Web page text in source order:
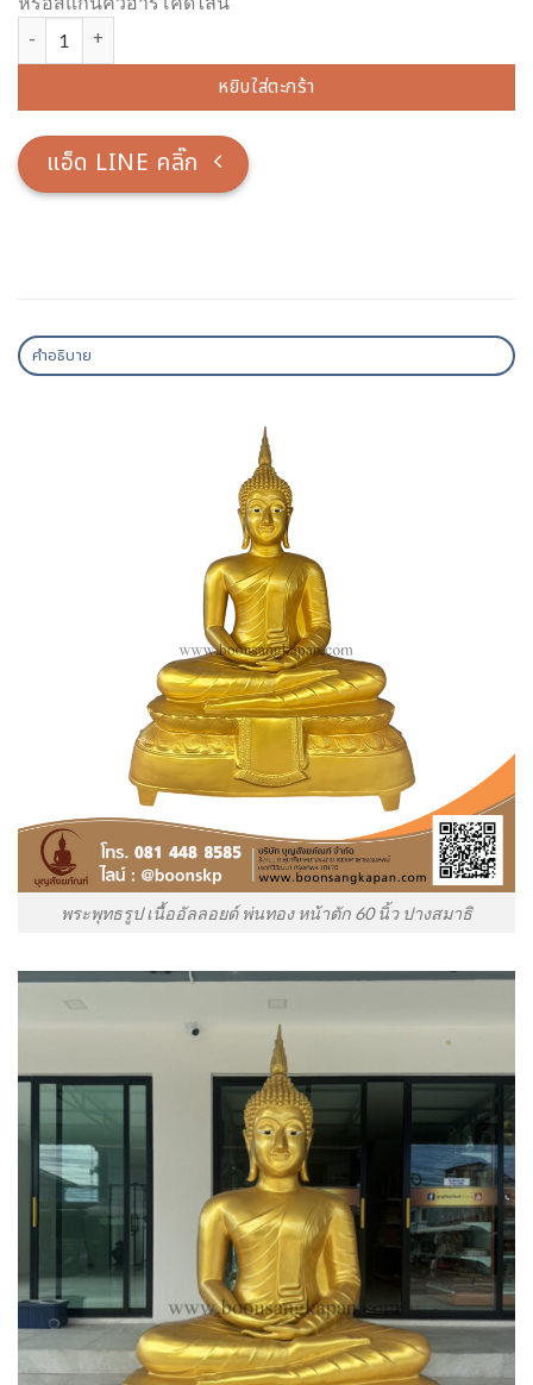
จำนวน พระพุทธรูป เนื้ออัลลอยด์ พ่นทอง หน้าตัก 60 นิ้ว ปางสมาธิ ชิ้น
หยิบใส่ตะกร้า
แอ็ด LINE คลิ๊ก
คำอธิบาย
พระพุทธรูป เนื้ออัลลอยด์ พ่นทอง หน้าตัก 60 นิ้ว ปางสมาธิ